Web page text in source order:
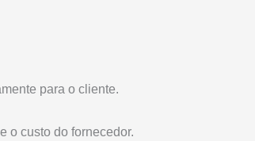
para o cliente.
o custo do fornecedor.